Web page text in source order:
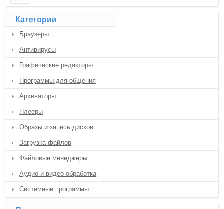
Категории
Браузеры
Антивирусы
Графические редакторы
Программы для общения
Архиваторы
Плееры
Образы и запись дисков
Загрузка файлов
Файловые менеджеры
Аудио и видео обработка
Системные программы